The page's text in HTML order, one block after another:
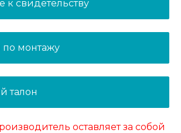
свидетельству
монтажу
талон
оставляет за собой